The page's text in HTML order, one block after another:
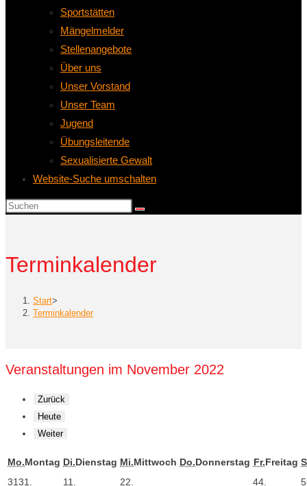
Sportstätten
Mängelmelder
Stellenangebote
Über uns
Unser Vorstand
Unser Team
Jugend
Übungsleitende
Sexualisierte Gewalt
Website-Suche umschalten
Terminkalender
Start>
Terminkalender
Veranstaltungen im November 2022
Zurück
Heute
Weiter
Mo.Montag Di.Dienstag Mi.Mittwoch Do.Donnerstag Fr.Freitag
3131. 11. 22. 44. 5